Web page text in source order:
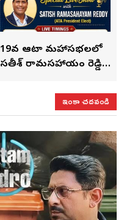
19వ ఆటా మహాసభలలో
సతీశ్ రామసహాయం రెడ్డి
ఇంకా చదవండి